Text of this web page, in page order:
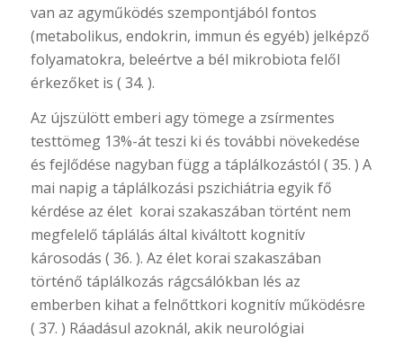
van az agyműködés szempontjából fontos
(metabolikus, endokrin, immun és egyéb) jelképző
folyamatokra, beleértve a bél mikrobiota felől
érkezőket is ( 34. ).
Az újszülött emberi agy tömege a zsírmentes
testtömeg 13%-át teszi ki és további növekedése
és fejlődése nagyban függ a táplálkozástól ( 35. ) A
mai napig a táplálkozási pszichiátria egyik fő
kérdése az élet korai szakaszában történt nem
megfelelő táplálás által kiváltott kognitív
károsodás ( 36. ). Az élet korai szakaszában
történő táplálkozás rágcsálókban lés az
emberben kihat a felnőttkori kognitív működésre
( 37. ) Ráadásul azoknál, akik neurológiai